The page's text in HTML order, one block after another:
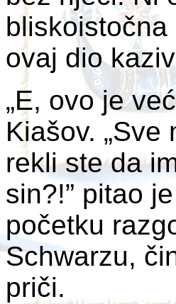
bliskoistočna
ovaj dio
„E, ovo je
Kiašov.
rekli ste da
sin?!” pitao
početku
Schwarzu,
priči.